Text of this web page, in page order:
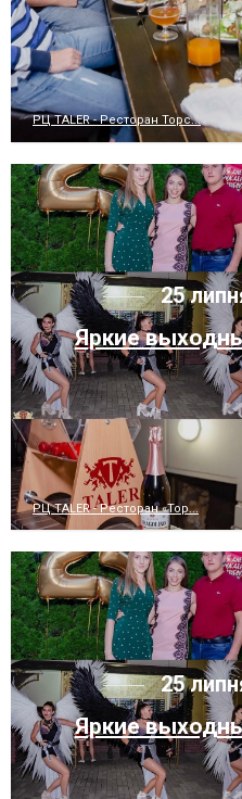
РЦ TALER - Ресторан Торс...
25
Яркие
РЦ TALER - Ресторан «Тор...
25
Яркие